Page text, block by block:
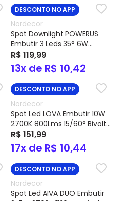
DESCONTO NO APP
Nordecor
Spot Downlight POWERUS
Embutir 3 Leds 35° 6W
3000K 588Lms Bivolt IP20
Branco Cód. 6730 –
Nordecor
R$ 119,99
13x de R$ 10,42
DESCONTO NO APP
Nordecor
Spot Led LOVA Embutir 10W
2700K 800Lms 15/60° Bivolt
IP20 – Nordecor
R$ 151,99
17x de R$ 10,44
DESCONTO NO APP
Nordecor
Spot Led AIVA DUO Embutir